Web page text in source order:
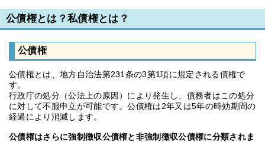
公債権とは？私債権とは？
公債権
公債権とは、地方自治法第231条の3第1項に規定される債権で
す。
行政庁の処分（公法上の原因）により発生し、債務者はこの処分
に対して不服申立が可能です。公債権は2年又は5年の時効期間の
経過により消滅します。
公債権はさらに強制徴収公債権と非強制徴収公債権に分類されま